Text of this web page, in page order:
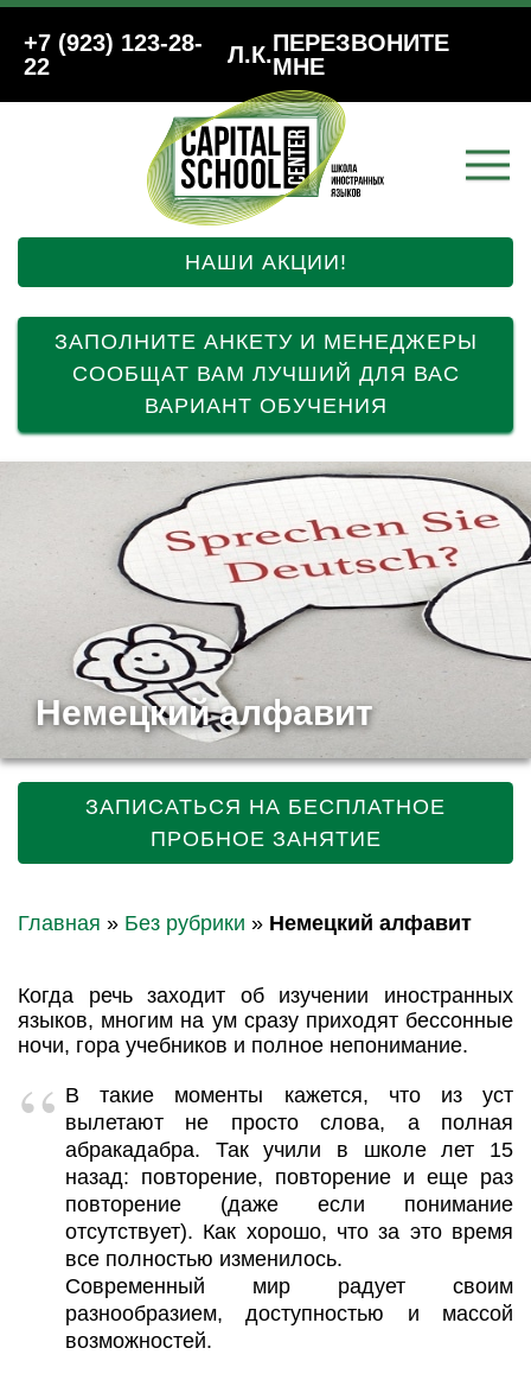
+7 (923) 123-28-
22
Л.К.ПЕРЕЗВОНИТЕ
МНЕ
НАШИ АКЦИИ!
ЗАПОЛНИТЕ АНКЕТУ И МЕНЕДЖЕРЫ
СООБЩАТ ВАМ ЛУЧШИЙ ДЛЯ ВАС
ВАРИАНТ ОБУЧЕНИЯ
Немецкий алфавит
ЗАПИСАТЬСЯ НА БЕСПЛАТНОЕ
ПРОБНОЕ ЗАНЯТИЕ
Главная » Без рубрики » Немецкий алфавит
Когда речь заходит об изучении иностранных
языков, многим на ум сразу приходят бессонные
ночи, гора учебников и полное непонимание.
В такие моменты кажется, что из уст
вылетают не просто слова, а полная
абракадабра. Так учили в школе лет 15
назад: повторение, повторение и еще раз
повторение (даже если понимание
отсутствует). Как хорошо, что за это время
все полностью изменилось.
Современный мир радует своим
разнообразием, доступностью и массой
возможностей.